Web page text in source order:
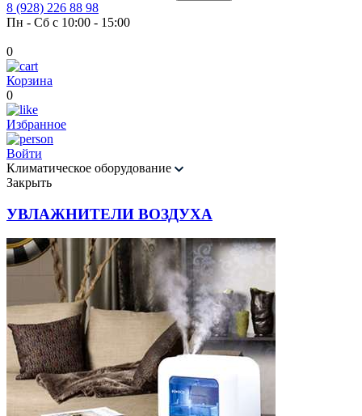
8 (928) 226 88 98
Пн - Сб с 10:00 - 15:00
0
Корзина
0
Избранное
Войти
Климатическое оборудование
Закрыть
УВЛАЖНИТЕЛИ ВОЗДУХА